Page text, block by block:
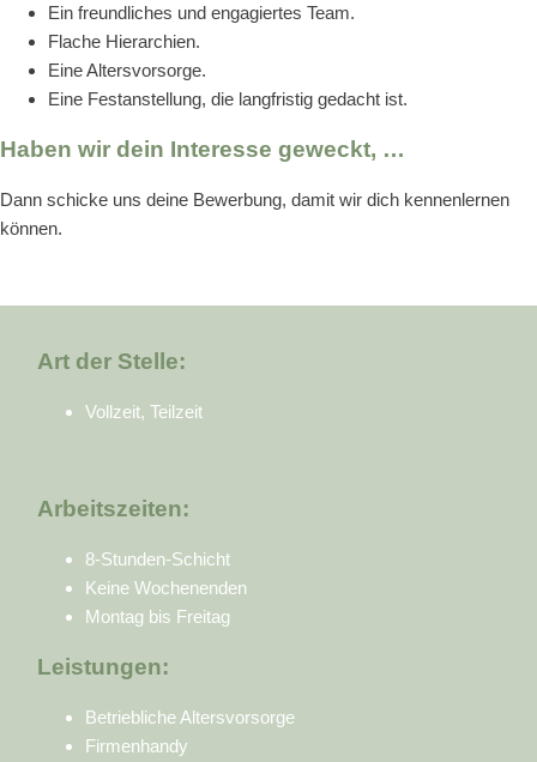
Ein freundliches und engagiertes Team.
Flache Hierarchien.
Eine Altersvorsorge.
Eine Festanstellung, die langfristig gedacht ist.
Haben wir dein Interesse geweckt, …
Dann schicke uns deine Bewerbung, damit wir dich kennenlernen
können.
Art der Stelle:
Vollzeit, Teilzeit
Arbeitszeiten:
8-Stunden-Schicht
Keine Wochenenden
Montag bis Freitag
Leistungen:
Betriebliche Altersvorsorge
Firmenhandy